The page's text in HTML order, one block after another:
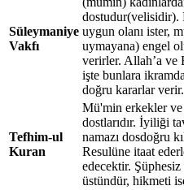
Süleymaniye
Vakfı
dostudur(velisidir).
uygun olanı ister,
uymayana) engel
verirler. Allah’a ve
işte bunlara
doğru kararlar verir.
Tefhim-ul
Kuran
Mü'min erkekler
dostlarıdır. İyiliği
namazı dosdoğru
Resulüne itaat
edecektir.
üstündür, hikmeti